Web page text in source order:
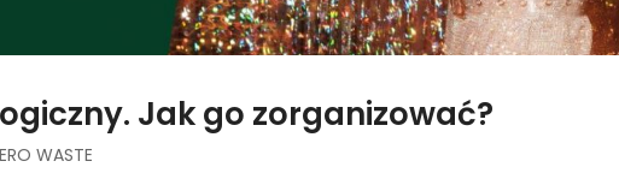
Jak go zorganizować?
WASTE